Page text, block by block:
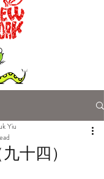
十四）
Yiu